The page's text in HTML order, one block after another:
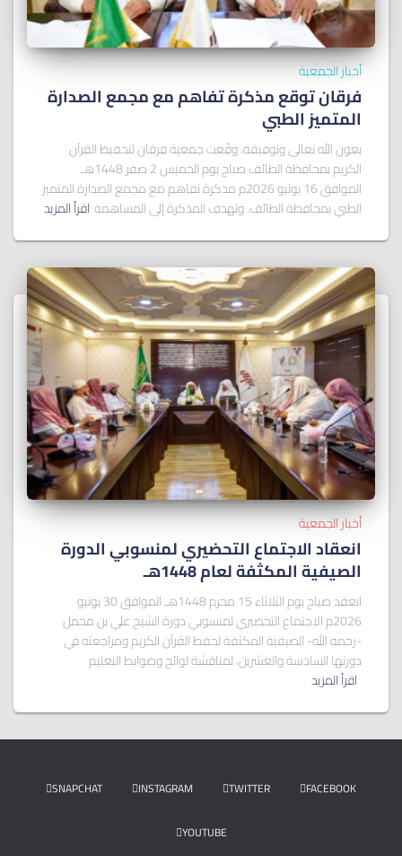
أخبار الجمعية
فرقان توقع مذكرة تفاهم مع مجمع الصدارة
المتميز الطبي
بعون الله تعالى وتوفيقه، وقّعت جمعية فرقان لتحفيظ القرآن
الكريم بمحافظة الطائف صباح يوم الخميس 2 صفر 1448هـ
الموافق 16 يوليو 2026م مذكرة تفاهم مع مجمع الصدارة المتميز
الطبي بمحافظة الطائف. وتهدف المذكرة إلى المساهمة اقرأ المزيد
أخبار الجمعية
انعقاد الاجتماع التحضيري لمنسوبي الدورة
الصيفية المكثفة لعام 1448هـ
انعقد صباح يوم الثلاثاء 15 محرم 1448هـ الموافق 30 يونيو
2026م الاجتماع التحضيري لمنسوبي دورة الشيخ علي بن محمل
-رحمه الله- الصيفية المكثفة لحفظ القرآن الكريم ومراجعته في
دورتها السادسة والعشرين، لمناقشة لوائح وضوابط التعليم
اقرأ المزيد
FACEBOOK
TWITTER
INSTAGRAM
SNAPCHAT
YOUTUBE